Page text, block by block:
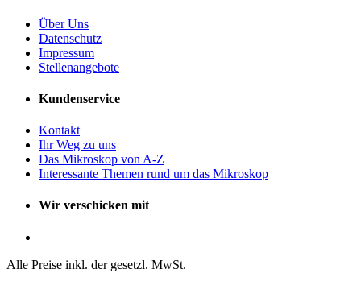
Über Uns
Datenschutz
Impressum
Stellenangebote
Kundenservice
Kontakt
Ihr Weg zu uns
Das Mikroskop von A-Z
Interessante Themen rund um das Mikroskop
Wir verschicken mit
Alle Preise inkl. der gesetzl. MwSt.